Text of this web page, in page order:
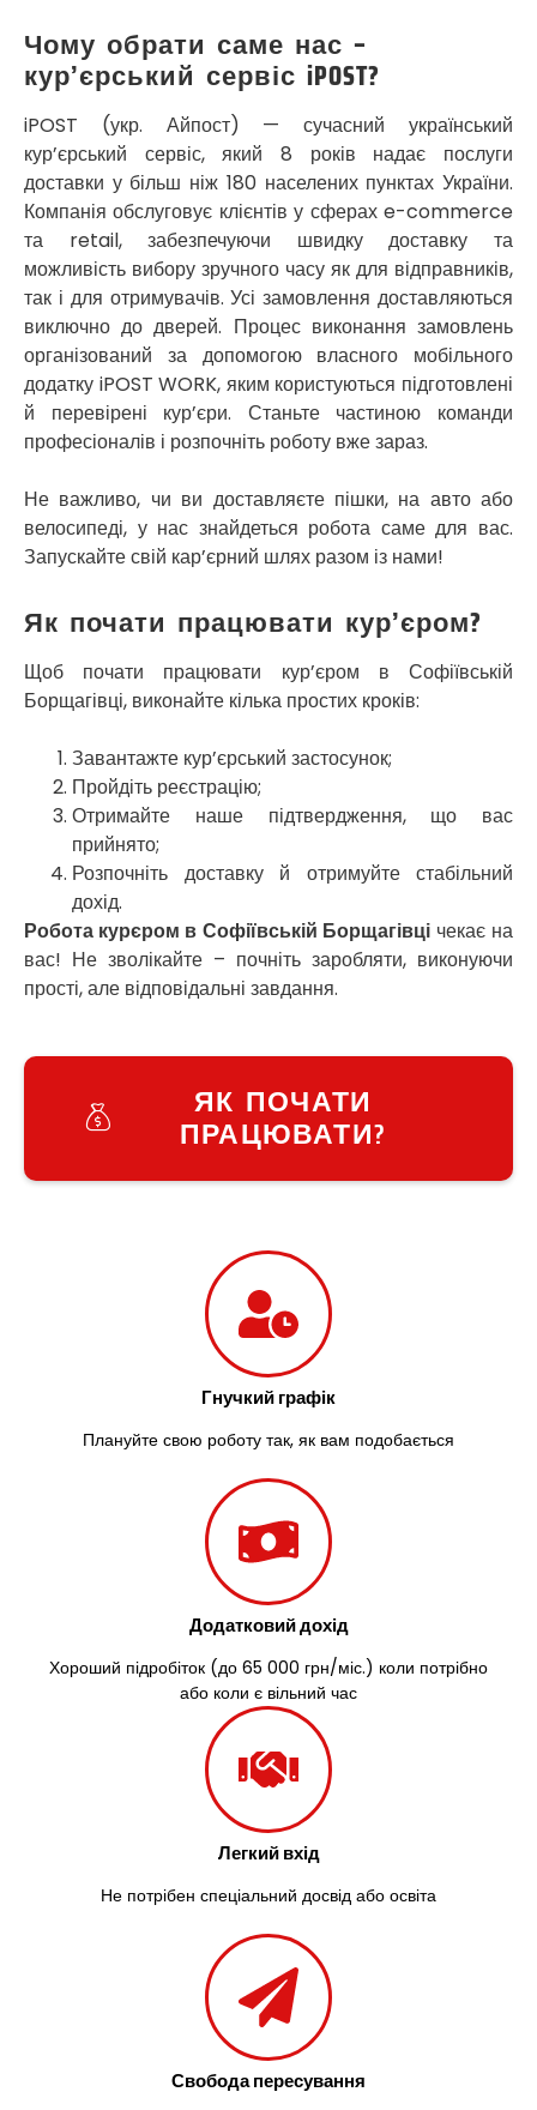
Чому обрати саме нас –
кур’єрський сервіс iPOST?
iPOST (укр. Айпост) — сучасний український
кур’єрський сервіс, який 8 років надає послуги
доставки у більш ніж 180 населених пунктах України.
Компанія обслуговує клієнтів у сферах e-commerce
та retail, забезпечуючи швидку доставку та
можливість вибору зручного часу як для відправників,
так і для отримувачів. Усі замовлення доставляються
виключно до дверей. Процес виконання замовлень
організований за допомогою власного мобільного
додатку iPOST WORK, яким користуються підготовлені
й перевірені кур’єри. Станьте частиною команди
професіоналів і розпочніть роботу вже зараз.
Не важливо, чи ви доставляєте пішки, на авто або
велосипеді, у нас знайдеться робота саме для вас.
Запускайте свій кар’єрний шлях разом із нами!
Як почати працювати кур’єром?
Щоб почати працювати кур’єром в Софіївській
Борщагівці, виконайте кілька простих кроків:
Завантажте кур’єрський застосунок;
Пройдіть реєстрацію;
Отримайте наше підтвердження, що вас
прийнято;
Розпочніть доставку й отримуйте стабільний
дохід.
Робота курєром в Софіївській Борщагівцічекає на
вас! Не зволікайте – почніть заробляти, виконуючи
прості, але відповідальні завдання.
ЯК ПОЧАТИ
ПРАЦЮВАТИ?
Гнучкий графік
Плануйте свою роботу так, як вам подобається
Додатковий дохід
Хороший підробіток (до 65 000 грн/міс.) коли потрібно
або коли є вільний час
Легкий вхід
Не потрібен спеціальний досвід або освіта
Свобода пересування
П’ятихатки
Роздільна
Рені
Решетилівка
Ромни
Рівне
Рудне
Самбір
Щасливе
Шепетівка
Шостка
Шпола
Синельникове
Славута
Славутич
Слобожанське
Софіївська Борщагівка
Сокільники
Солоницівка
Старі Петрівці
Стоянка
Стрий
Світловодськ
Святопетрівське
Тальне
Тарасівка
Тернопіль
Тернівка
Трускавець
Тульчин
Українка
Умань
Узин
Великі Лази
Великий Омеляник
Верхнедніпровськ
Яготин
Житомир